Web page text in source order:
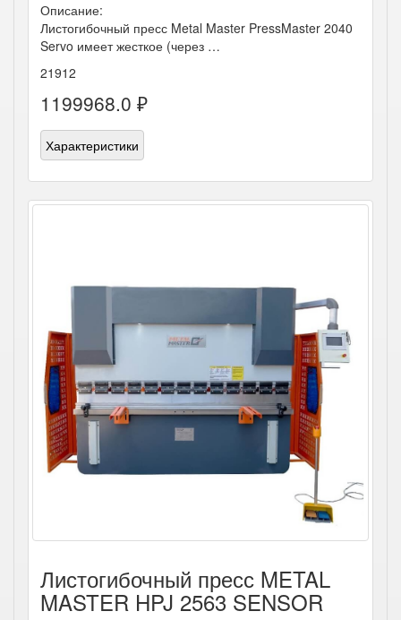
Описание:
Листогибочный пресс Metal Master PressMaster 2040
Servo имеет жесткое (через …
21912
1199968.0 ₽
Характеристики
Листогибочный пресс METAL
MASTER HPJ 2563 SENSOR